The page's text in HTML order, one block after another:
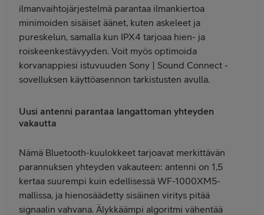
ilmanvaihtojärjestelmä parantaa ilmankiertoa
minimoiden sisäiset äänet, kuten askeleet ja
pureskelun, samalla kun IPX4 tarjoaa hien- ja
roiskeenkestävyyden. Voit myös optimoida
korvanappiesi istuvuuden Sony | Sound Connect -
sovelluksen käyttöasennon tarkistusten avulla.
Uusi antenni parantaa langattoman yhteyden
vakautta
Nämä Bluetooth-kuulokkeet tarjoavat merkittävän
parannuksen yhteyden vakauteen: antenni on 1,5
kertaa suurempi kuin edellisessä WF-1000XM5-
mallissa, ja hienosäädetty sisäinen viritys pitää
signaalin vahvana. Älykkäämpi algoritmi vähentää